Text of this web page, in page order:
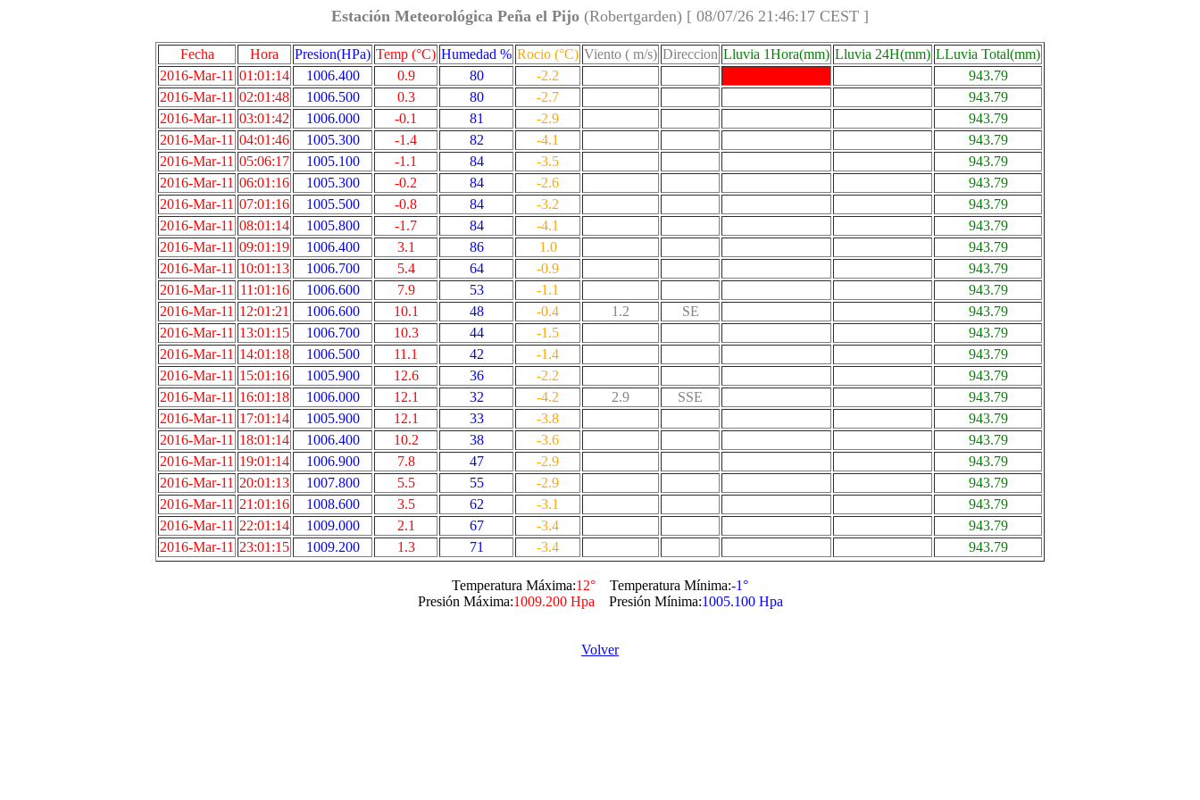
Estación Meteorológica Peña el Pijo (Robertgarden) [ 08/07/26 21:46:17 CEST ]
Fecha Hora Presion(HPa) Temp (°C) Humedad % Rocio (°C) Viento ( m/s) Direccion Lluvia 1Hora(mm) Lluvia 24H(mm) LLuvia Total(mm)
2016-Mar-11 01:01:14 1006.400 0.9 80 -2.2
943.79
2016-Mar-11 02:01:48 1006.500 0.3 80 -2.7
943.79
2016-Mar-11 03:01:42 1006.000 -0.1 81 -2.9
943.79
2016-Mar-11 04:01:46 1005.300 -1.4 82 -4.1
943.79
2016-Mar-11 05:06:17 1005.100 -1.1 84 -3.5
943.79
2016-Mar-11 06:01:16 1005.300 -0.2 84 -2.6
943.79
2016-Mar-11 07:01:16 1005.500 -0.8 84 -3.2
943.79
2016-Mar-11 08:01:14 1005.800 -1.7 84 -4.1
943.79
2016-Mar-11 09:01:19 1006.400 3.1 86 1.0
943.79
2016-Mar-11 10:01:13 1006.700 5.4 64 -0.9
943.79
2016-Mar-11
11:01:16 1006.600 7.9 53 -1.1
943.79
2016-Mar-11 12:01:21 1006.600 10.1 48 -0.4 1.2 SE
943.79
2016-Mar-11 13:01:15 1006.700 10.3 44 -1.5
943.79
2016-Mar-11 14:01:18 1006.500 11.1 42 -1.4
943.79
2016-Mar-11 15:01:16 1005.900 12.6 36 -2.2
943.79
2016-Mar-11 16:01:18 1006.000 12.1 32 -4.2 2.9 SSE
943.79
2016-Mar-11 17:01:14 1005.900 12.1 33 -3.8
943.79
2016-Mar-11 18:01:14 1006.400 10.2 38 -3.6
943.79
2016-Mar-11 19:01:14 1006.900 7.8 47 -2.9
943.79
2016-Mar-11 20:01:13 1007.800 5.5 55 -2.9
943.79
2016-Mar-11 21:01:16 1008.600 3.5 62 -3.1
943.79
2016-Mar-11 22:01:14 1009.000 2.1 67 -3.4
943.79
2016-Mar-11 23:01:15 1009.200 1.3 71 -3.4 943.79
Temperatura Máxima:12° Temperatura Mínima:-1°
Presión Máxima:1009.200 Hpa Presión Mínima:1005.100 Hpa
Volver